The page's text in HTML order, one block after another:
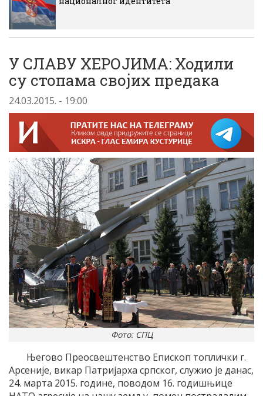
У СЛАВУ ХЕРОЈИМА: Ходили
су стопама својих предака
24.03.2015. - 19:00
Фото: СПЦ
Његово Преосвештенство Епископ топлички г.
Арсеније, викар Патријарха српског, служио је данас,
24. марта 2015. године, поводом 16. годишњице